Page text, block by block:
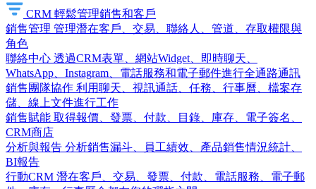
CRM 輕鬆管理銷售和客戶
銷售管理 管理潛在客戶、交易、聯絡人、管道、存取權限與
角色
聯絡中心 透過CRM表單、網站Widget、即時聊天、
WhatsApp、Instagram、電話服務和電子郵件進行全通路通訊
銷售團隊協作 利用聊天、視訊通話、任務、行事曆、檔案存
儲、線上文件進行工作
銷售賦能 取得報價、發票、付款、目錄、庫存、電子簽名、
CRM商店
分析與報告 分析銷售漏斗、員工績效、產品銷售情況統計、
BI報告
行動CRM 潛在客戶、交易、發票、付款、電話服務、電子郵